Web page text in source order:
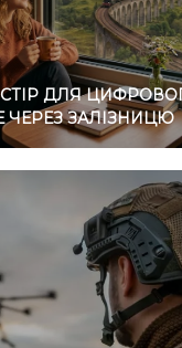
ДЛЯ
ЗАЛІЗНИЦЮ